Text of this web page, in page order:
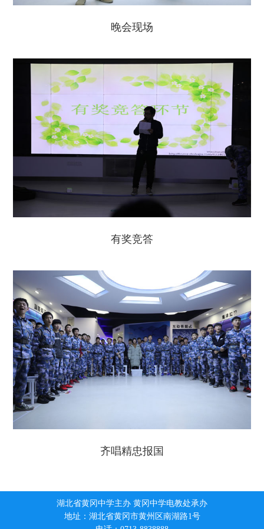
晚会现场
有奖竞答
齐唱精忠报国
湖北省黄冈中学主办 黄冈中学电教处承办
地址：湖北省黄冈市黄州区南湖路1号